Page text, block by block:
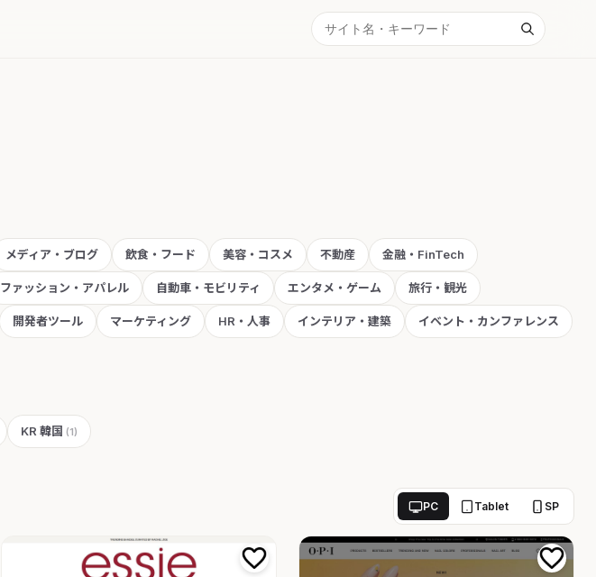
メディア・ブログ 飲食・フード 美容・コスメ 不動産 金融・FinTech
ファッション・アパレル 自動車・モビリティ エンタメ・ゲーム 旅行・観光
開発者ツール マーケティング HR・人事 インテリア・建築 イベント・カンファレンス
KR 韓国 (1)
PC Tablet SP